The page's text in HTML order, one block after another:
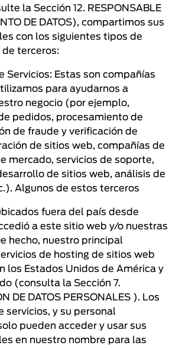
la Sección 12. RESPONSABLE
DE DATOS), compartimos sus
con los siguientes tipos de
de terceros:
Servicios: Estas son compañías
para ayudarnos a
negocio (por ejemplo,
pedidos, procesamiento de
de fraude y verificación de
de sitios web, compañías de
mercado, servicios de soporte,
de sitios web, análisis de
Algunos de estos terceros
fuera del país desde
a este sitio web y/o nuestras
hecho, nuestro principal
de hosting de sitios web
los Estados Unidos de América y
(consulta la Sección 7.
DE DATOS PERSONALES ). Los
servicios, y su personal
pueden acceder y usar sus
en nuestro nombre para las